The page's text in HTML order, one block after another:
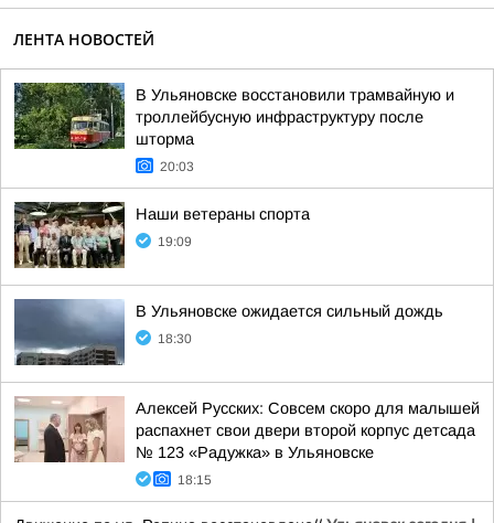
ЛЕНТА НОВОСТЕЙ
В Ульяновске восстановили трамвайную и
троллейбусную инфраструктуру после
шторма
20:03
Наши ветераны спорта
19:09
В Ульяновске ожидается сильный дождь
18:30
Алексей Русских: Совсем скоро для малышей
распахнет свои двери второй корпус детсада
№ 123 «Радужка» в Ульяновске
18:15